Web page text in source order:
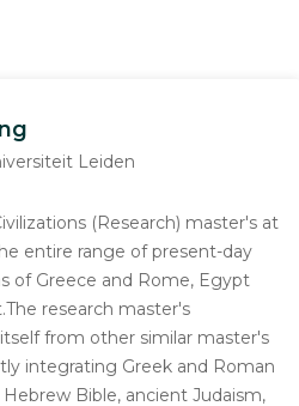
Leiden
(Research) master's at
entire range of present-day
of Greece and Rome, Egypt
research master's
from other similar master's
integrating Greek and Roman
Bible, ancient Judaism,